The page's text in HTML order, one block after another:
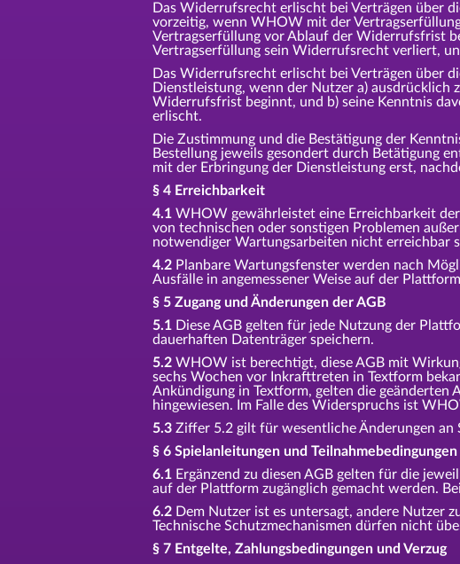
Das Widerrufsrecht erlischt bei Verträgen über
vorzeitig, wenn WHOW mit der
Vertragserfüllung vor Ablauf der Widerrufsfrist
Vertragserfüllung sein Widerrufsrecht verliert,
Das Widerrufsrecht erlischt bei Verträgen über
Dienstleistung, wenn der Nutzer a)
Widerrufsfrist beginnt, und b) seine Kenntnis
erlischt.
Die Zustimmung und die Bestätigung der
Bestellung jeweils gesondert durch Betätigung
mit der Erbringung der Dienstleistung erst,
§ 4 Erreichbarkeit
4.1 WHOW gewährleistet eine Erreichbarkeit
von technischen oder sonstigen Problemen
notwendiger Wartungsarbeiten nicht erreichbar
4.2 Planbare Wartungsfenster werden nach
Ausfälle in angemessener Weise auf der
§ 5 Zugang und Änderungen der AGB
5.1 Diese AGB gelten für jede Nutzung der
dauerhaften Datenträger speichern.
5.2 WHOW ist berechtigt, diese AGB mit
sechs Wochen vor Inkrafttreten in Textform
Ankündigung in Textform, gelten die geänderten
hingewiesen. Im Falle des Widerspruchs ist
5.3 Ziffer 5.2 gilt für wesentliche Änderungen an
§ 6 Spielanleitungen und Teilnahmebedingungen
6.1 Ergänzend zu diesen AGB gelten für die
auf der Plattform zugänglich gemacht werden.
6.2 Dem Nutzer ist es untersagt, andere Nutzer
Technische Schutzmechanismen dürfen nicht
§ 7 Entgelte, Zahlungsbedingungen und Verzug